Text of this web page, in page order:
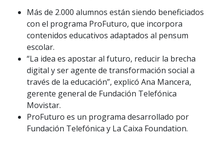
Más de 2.000 alumnos están siendo beneficiados
con el programa ProFuturo, que incorpora
contenidos educativos adaptados al pensum
escolar.
“La idea es apostar al futuro, reducir la brecha
digital y ser agente de transformación social a
través de la educación”, explicó Ana Mancera,
gerente general de Fundación Telefónica
Movistar.
ProFuturo es un programa desarrollado por
Fundación Telefónica y La Caixa Foundation.